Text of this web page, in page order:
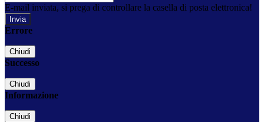
E-mail inviata, si prega di controllare la casella di posta elettronica!
Errore
Chiudi
Successo
Chiudi
Informazione
Chiudi